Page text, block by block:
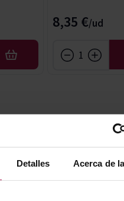
Detalles Acerca de
AÑADIR
8,35 €